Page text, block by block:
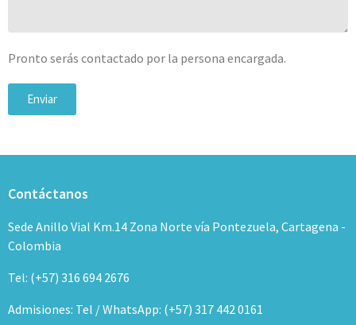
Pronto serás contactado por la persona encargada.
Enviar
Contáctanos
Sede Anillo Vial Km.14 Zona Norte vía Pontezuela, Cartagena -
Colombia
Tel: (+57) 316 694 2676
Admisiones: Tel / WhatsApp: (+57) 317 442 0161